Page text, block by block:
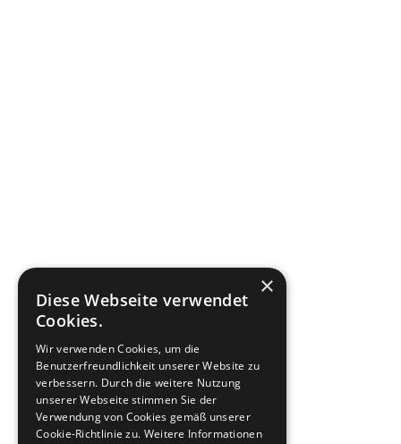
×
Diese Webseite verwendet
Cookies.
Wir verwenden Cookies, um die
Benutzerfreundlichkeit unserer Website zu
verbessern. Durch die weitere Nutzung
unserer Webseite stimmen Sie der
Verwendung von Cookies gemäß unserer
Cookie-Richtlinie zu. Weitere Informationen